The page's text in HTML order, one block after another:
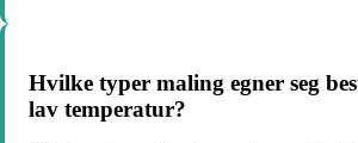
Hvilke typer maling egner seg
lav temperatur?